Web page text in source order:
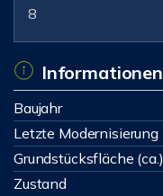
8
Informationen
Baujahr
Letzte Modernisierung
Grundstücksfläche (ca.)
Zustand